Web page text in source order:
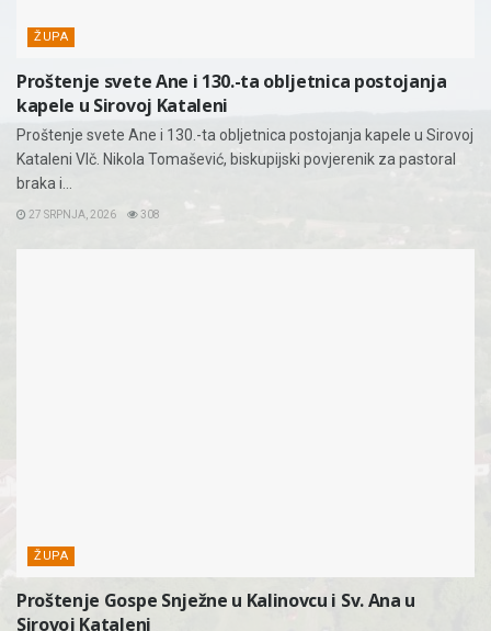
ŽUPA
Proštenje svete Ane i 130.-ta obljetnica postojanja
kapele u Sirovoj Kataleni
Proštenje svete Ane i 130.-ta obljetnica postojanja kapele u Sirovoj
Kataleni Vlč. Nikola Tomašević, biskupijski povjerenik za pastoral
braka i...
27 SRPNJA, 2026 308
ŽUPA
Proštenje Gospe Snježne u Kalinovcu i Sv. Ana u
Sirovoj Kataleni